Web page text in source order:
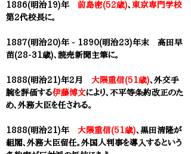
1886(明治19)年 前島密(52歳)、 東京専門学校
第2代校長に。
1887(明治20)年 - 1890(明治23)年末 ​高田早
苗(28-31歳)、読売新聞主筆に。
1888(明治21)年2月 大隈重信(51歳)、外交手
腕を評価する伊藤博文により、不平等条約改正のた
め、外務大臣を任される。
1888(明治21)年 大隈重信(51歳)、黒田清隆が
組閣、外務大臣留任。外国人判事を導入するという